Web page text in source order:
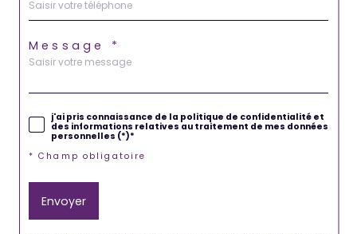
Message *
j'ai pris connaissance de la politique de confidentialité et
des informations relatives au traitement de mes données
personnelles (*)*
* Champ obligatoire
Envoyer